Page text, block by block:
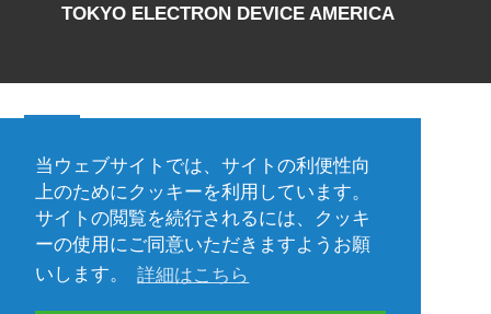
当ウェブサイトでは、サイトの利便性向
上のためにクッキーを利用しています。
サイトの閲覧を続行されるには、クッキ
ーの使用にご同意いただきますようお願
いします。
詳細はこちら
TOKYO ELECTRON DEVICE AMERICA
会社概要 ご利用規約
プライバシーポリシー
プレスリリース（プロダクト)
海外拠点